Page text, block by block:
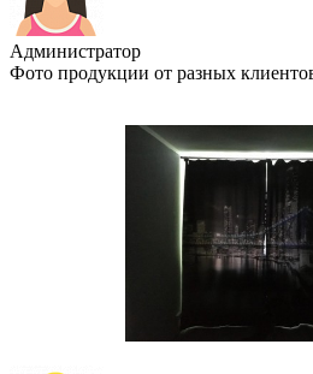
Администратор
Фото продукции от разных